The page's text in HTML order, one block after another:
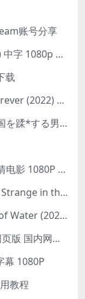
账号分享
史前星球 Prehistoric Planet (2022) 中字 1080p 高清 阿里云盘 2022.5.27已更新全集
载
黑豹2 Black Panther: Wakanda Forever (2022) 高清版
OVA巨*エルフ母娘催*#1エルフの国を蹂*する男。汚された女王と姫
B级文件 B컷 (2022) 韩国大尺度剧情电影 1080P 中字
奇异博士2：疯狂多元宇宙 Doctor Strange in the Multiverse of Madness (2022) 高清版1080p
阿凡达：水之道 Avatar: The Way of Water (2022) 1080p 2k 4k 中文字幕
ProxiTok 开源国际版抖音TikTok网页版 国内网络直连
幕 1080P
教程